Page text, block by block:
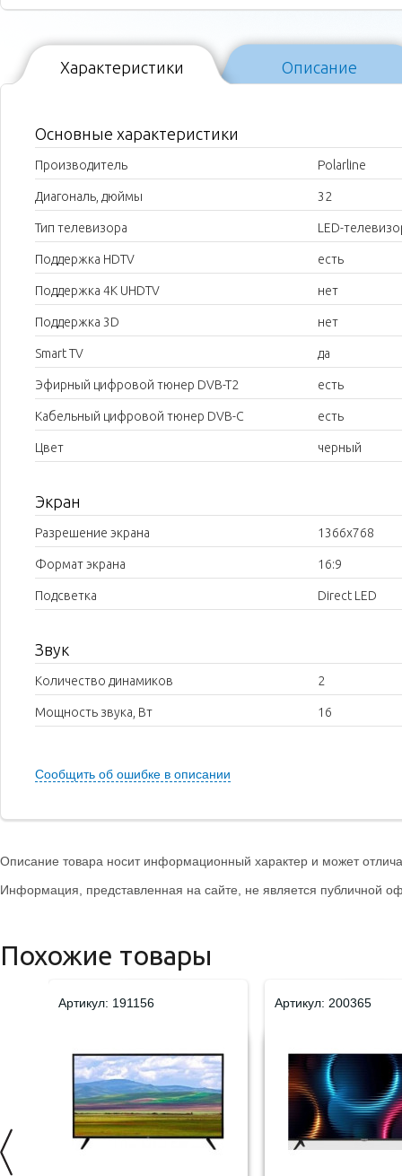
Характеристики Описание
Основные характеристики
Производитель Polarline
Диагональ, дюймы 32
Тип телевизора LED-
Поддержка HDTV есть
Поддержка 4K UHDTV нет
Поддержка 3D нет
Smart TV да
Эфирный цифровой тюнер DVB-T2 есть
Кабельный цифровой тюнер DVB-C есть
Цвет черный
Экран
Разрешение экрана 1366x768
Формат экрана 16:9
Подсветка Direct LED
Звук
Количество динамиков 2
Мощность звука, Вт 16
Сообщить об ошибке в описании
Описание товара носит информационный характер и может
Информация, представленная на сайте, не является публичной
Похожие товары
Артикул: 191156 Артикул: 200365